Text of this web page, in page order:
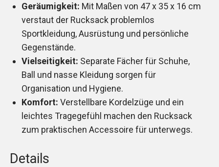
Geräumigkeit: Mit Maßen von 47 x 35 x 16 cm
verstaut der Rucksack problemlos
Sportkleidung, Ausrüstung und persönliche
Gegenstände.
Vielseitigkeit: Separate Fächer für Schuhe,
Ball und nasse Kleidung sorgen für
Organisation und Hygiene.
Komfort: Verstellbare Kordelzüge und ein
leichtes Tragegefühl machen den Rucksack
zum praktischen Accessoire für unterwegs.
Details